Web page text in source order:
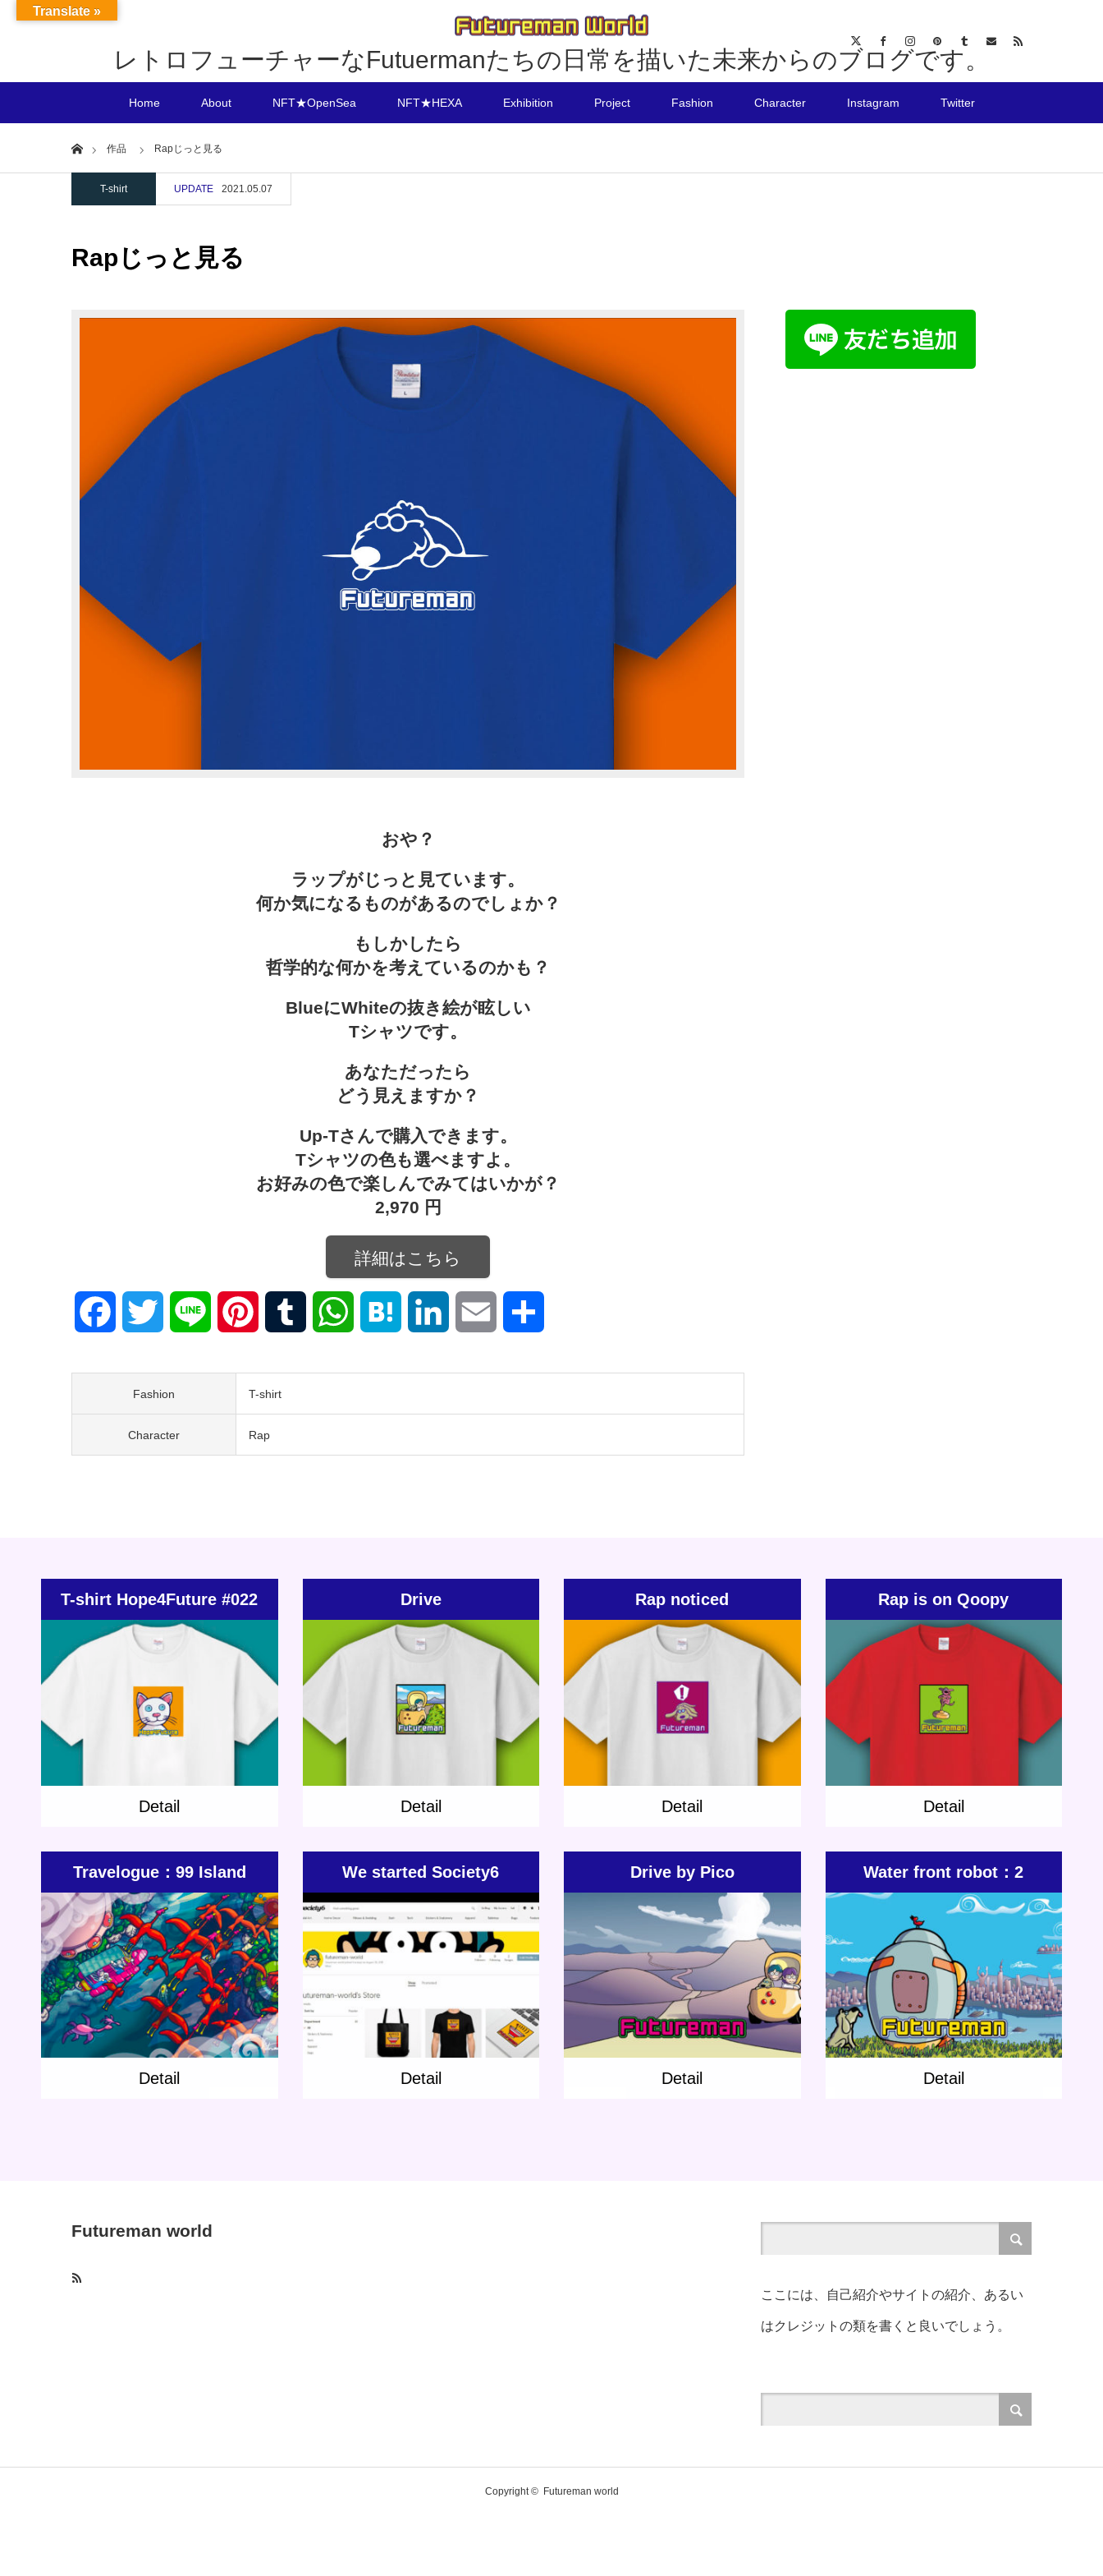
レトロフューチャーなFutuermanたちの日常を描いた未来からのブログです。
Home About NFT★OpenSea NFT★HEXA Exhibition Project Fashion Character Instagram Twitter
Home作品 Rapじっと見る
T-shirt UPDATE 2021.05.07
Rapじっと見る
おや？
ラップがじっと見ています。
何か気になるものがあるのでしょか？
もしかしたら
哲学的な何かを考えているのかも？
BlueにWhiteの抜き絵が眩しい
Tシャツです。
あなただったら
どう見えますか？
Up-Tさんで購入できます。
Tシャツの色も選べますよ。
お好みの色で楽しんでみてはいかが？
2,970 円
詳細はこちら
Facebook Twitter Line Pinterest Tumblr WhatsAppHatena LinkedIn Email
Fashion T-shirt
Character Rap
T-shirt Hope4Future #022
Category:T-shirt Others
Detail
Drive
T-shirt Jones
Detail
Rap noticed
Category:T-shirt
Detail
Rap is on Qoopy
T-shirt Others
Detail
Travelogue：99 Island
from the sky
Update:2020.10.19
Category:Jenny Jones Others Rap
Short story Travelogue
Detail
Detail
We started Society6
Update:2018.09.07
Category:
Detail
Detail
Drive by Pico
2018.12.14
Category:Jenny Jones Rap Short story
Planet Travel
Detail
Detail
Water front robot：2
Update:2019.07.05
Category:
Short story
Water front
robot
Detail
Detail
Futureman world
ここには、自己紹介やサイトの紹介、あるい
はクレジットの類を書くと良いでしょう。
Copyright © Futureman world
Translate »